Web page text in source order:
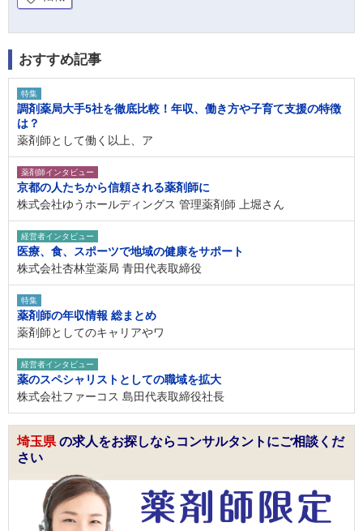
おすすめ記事
特集
調剤薬局大手5社を徹底比較！年収、働き方や子育て支援の特徴
は？
薬剤師として働く以上、ア
薬剤師インタビュー
京都の人たちから信頼される薬剤師に
株式会社ゆうホールディングス 管理薬剤師 上堀さん
経営者インタビュー
医療、食、スポーツで地域の健康をサポート
株式会社杏林堂薬局 青田代表取締役
特集
薬剤師の年収情報 総まとめ
薬剤師としてのキャリアやワ
経営者インタビュー
薬のスペシャリストとしての職域を拡大
株式会社ファーコス 島田代表取締役社長
埼玉県 の求人をお探しならコンサルタントにご相談くだ
さい